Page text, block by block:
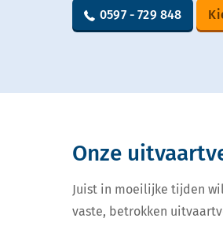
0597 - 729 848
Onze
Juist in moeilijke tijden
vaste, betrokken